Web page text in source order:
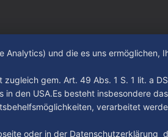
und die es uns ermöglichen,
gem. Art. 49 Abs. 1 S. 1 lit. a
den USA.Es besteht insbesondere
verarbeitet
oder in der Datenschutzerklärung